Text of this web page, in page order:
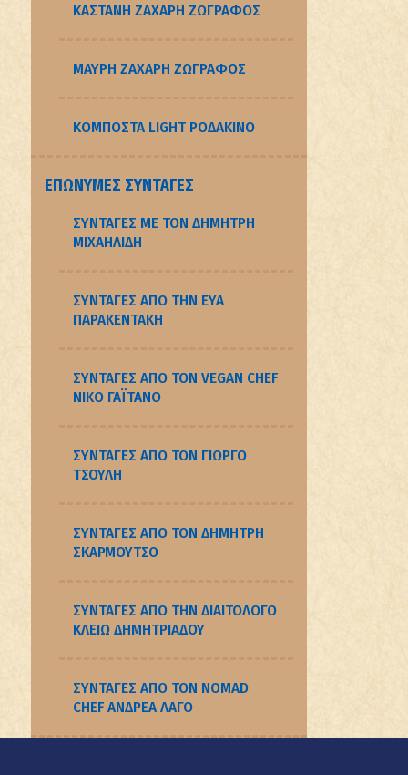
ΚΑΣΤΑΝΗ ΖΑΧΑΡΗ ΖΩΓΡΑΦΟΣ
ΜΑΥΡΗ ΖΑΧΑΡΗ ΖΩΓΡΑΦΟΣ
ΚΟΜΠΟΣΤΑ LIGHT ΡΟΔΑΚΙΝΟ
ΕΠΏΝΥΜΕΣ ΣΥΝΤΑΓΈΣ
ΣΥΝΤΑΓΈΣ ΜΕ ΤΟΝ ΔΗΜΉΤΡΗ
ΜΙΧΑΗΛΊΔΗ
ΣΥΝΤΑΓΈΣ ΑΠΌ ΤΗΝ ΕΎΑ
ΠΑΡΑΚΕΝΤΆΚΗ
ΣΥΝΤΑΓΈΣ ΑΠΌ ΤΟΝ VEGAN CHEF
NΊΚΟ ΓΑΪΤΆΝΟ
ΣΥΝΤΑΓΈΣ ΑΠΌ ΤΟΝ ΓΙΏΡΓΟ
ΤΣΟΎΛΗ
ΣΥΝΤΑΓΈΣ ΑΠΌ ΤΟΝ ΔΗΜΉΤΡΗ
ΣΚΑΡΜΟΎΤΣΟ
ΣΥΝΤΑΓΈΣ ΑΠΌ ΤΗΝ ΔΙΑΙΤΟΛΌΓΟ
ΚΛΕΙΏ ΔΗΜΗΤΡΙΆΔΟΥ
ΣΥΝΤΑΓΈΣ ΑΠΌ ΤΟΝ NOMAD
CHEF ΑΝΔΡΈΑ ΛΑΓΌ